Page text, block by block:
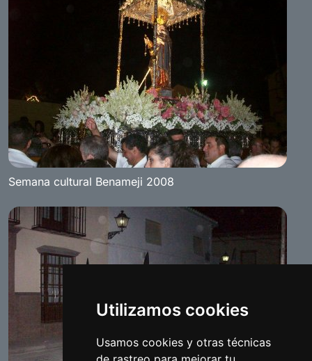
Utilizamos cookies
Usamos cookies y otras técnicas
Semana cultural Benameji 2008